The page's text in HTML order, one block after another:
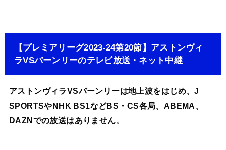
【プレミアリーグ2023-24第20節】アストンヴィ
ラVSバーンリーのテレビ放送・ネット中継
アストンヴィラVSバーンリーは地上波をはじめ、J
SPORTSやNHK BS1などBS・CS各局、ABEMA、
DAZNでの放送はありません。